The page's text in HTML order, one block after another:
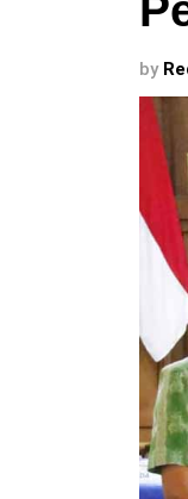
by